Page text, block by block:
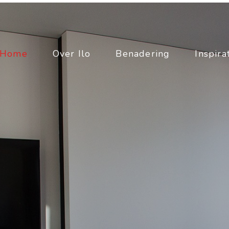
Over Ilo Benadering